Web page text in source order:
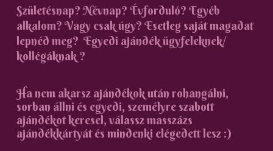
Születésnap? Névnap? Évforduló? Egyéb
alkalom? Vagy csak úgy? Esetleg saját magadat
lepnéd meg? Egyedi ajándék ügyfeleknek/
kollégáknak ?
Ha nem akarsz ajándékok után rohangálni,
sorban állni és egyedi, személyre szabott
ajándékot keresel, válassz masszázs
ajándékkártyát és mindenki elégedett lesz :)